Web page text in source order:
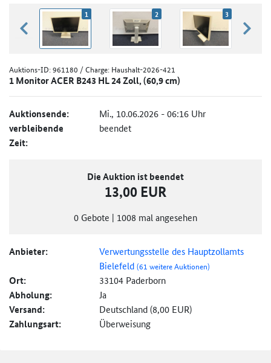
zurück blättern
1 2 3
Auktions-ID:961180 / Charge: Haushalt-2026-421
1 Monitor ACER B243 HL 24 Zoll, (60,9 cm)
Auktionsende: Mi., 10.06.2026 - 06:16 Uhr
verbleibende
Zeit:
beendet
Die Auktion ist beendet
13,00 EUR
0 Gebote | 1008 mal angesehen
Anbieter:
Verwertungsstelle des Hauptzollamts
Bielefeld(61 weitere Auktionen)
Ort: 33104 Paderborn
Abholung: Ja
Versand: Deutschland (8,00 EUR)
Zahlungsart: Überweisung